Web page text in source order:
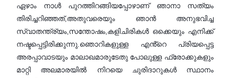
ഏഴാം നാൾ പുറത്തിറങ്ങിയപ്പോഴാണ് ഞാനാ സത്യം
തിരിച്ചറിഞ്ഞത്,അതുവരെയും ഞാൻ അനുഭവിച്ച
സ്വാതന്ത്ര്യം,സന്തോഷം,കളിചിരികൾ ഒക്കെയും എനിക്ക്
നഷ്ടപ്പെട്ടിരിക്കുന്നു.ഞൊറികളുള്ള എൻ്റെ പ്രിയപ്പെട്ട
അരപ്പാവാടയും മാലാഖമാരുടേതു പോലുള്ള ഫ്രോക്കുകളും
മാറ്റി അലമാരയിൽ നിറയെ ചുരിദാറുകൾ സ്ഥാനം